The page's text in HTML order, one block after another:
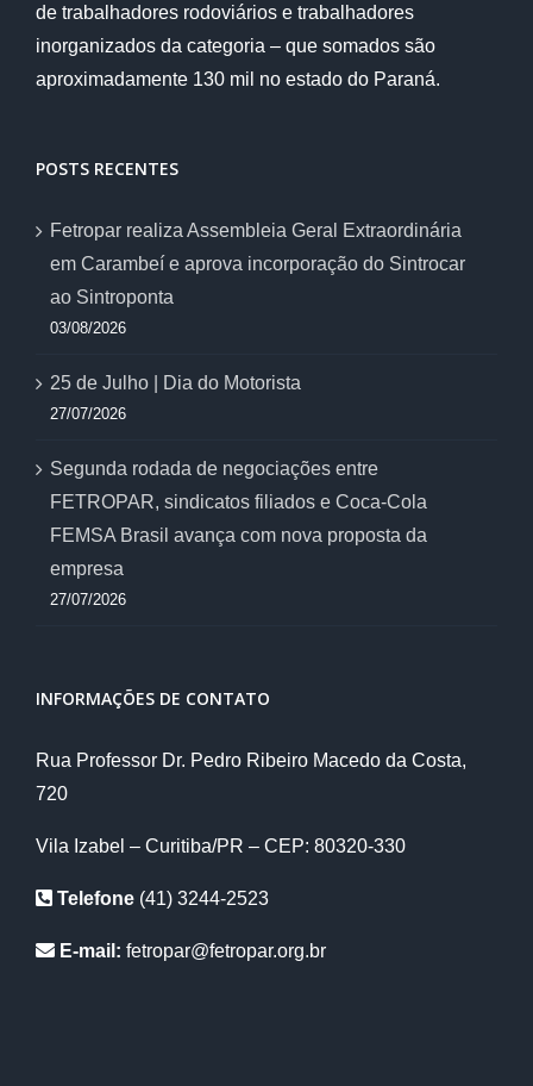
de trabalhadores rodoviários e trabalhadores
inorganizados da categoria – que somados são
aproximadamente 130 mil no estado do Paraná.
POSTS RECENTES
Fetropar realiza Assembleia Geral Extraordinária
em Carambeí e aprova incorporação do Sintrocar
ao Sintroponta
03/08/2026
25 de Julho | Dia do Motorista
27/07/2026
Segunda rodada de negociações entre
FETROPAR, sindicatos filiados e Coca-Cola
FEMSA Brasil avança com nova proposta da
empresa
27/07/2026
INFORMAÇÕES DE CONTATO
Rua Professor Dr. Pedro Ribeiro Macedo da Costa,
720
Vila Izabel – Curitiba/PR – CEP: 80320-330
Telefone (41) 3244-2523
E-mail: fetropar@fetropar.org.br